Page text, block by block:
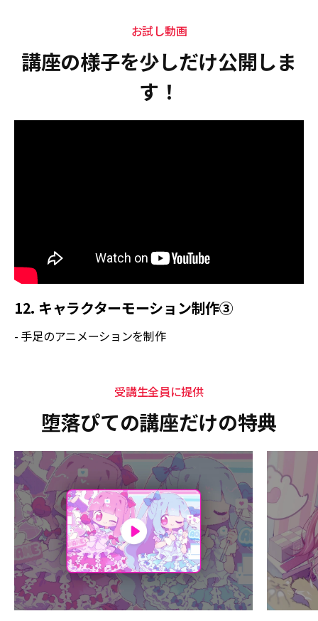
お試し動画
講座の様子を少しだけ公開しま
す！
12. キャラクターモーション制作③
- 手足のアニメーションを制作
受講生全員に提供
堕落ぴての講座だけの特典